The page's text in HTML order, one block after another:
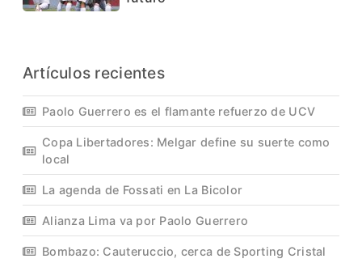
Artículos recientes
Paolo Guerrero es el flamante refuerzo de UCV
Copa Libertadores: Melgar define su suerte como
local
La agenda de Fossati en La Bicolor
Alianza Lima va por Paolo Guerrero
Bombazo: Cauteruccio, cerca de Sporting Cristal